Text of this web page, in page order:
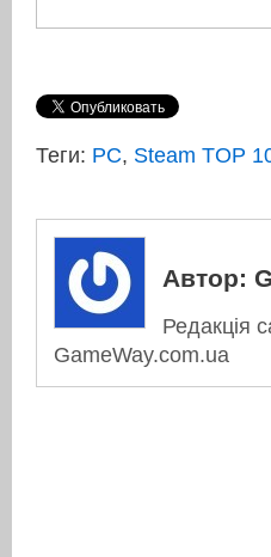
Теги: PC, Steam TOP
Автор:
Редакція
GameWay.com.ua